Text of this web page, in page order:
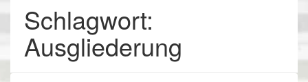
Schlagwort:
Ausgliederung